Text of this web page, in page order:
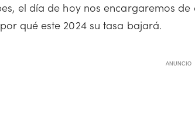
el día de hoy nos encargaremos
qué este 2024 su tasa bajará.
ANUNCIO